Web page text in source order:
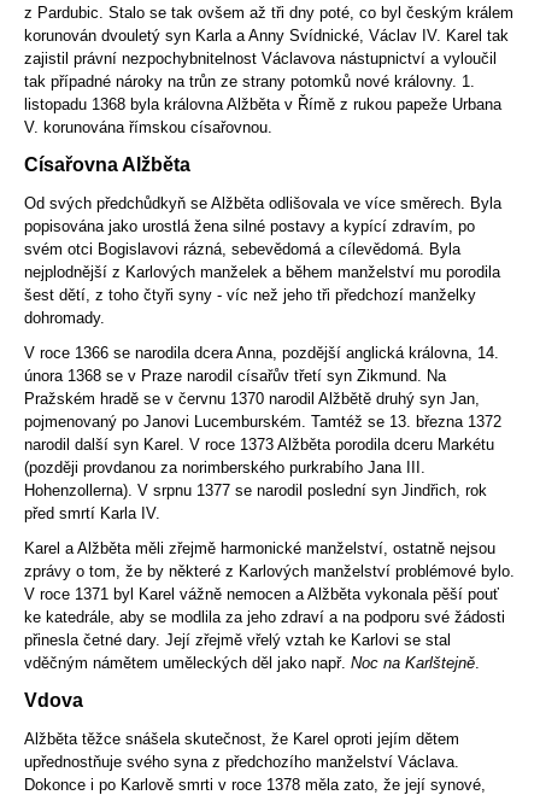
z Pardubic. Stalo se tak ovšem až tři dny poté, co byl českým králem
korunován dvouletý syn Karla a Anny Svídnické, Václav IV. Karel tak
zajistil právní nezpochybnitelnost Václavova nástupnictví a vyloučil
tak případné nároky na trůn ze strany potomků nové královny. 1.
listopadu 1368 byla královna Alžběta v Římě z rukou papeže Urbana
V. korunována římskou císařovnou.
Císařovna Alžběta
Od svých předchůdkyň se Alžběta odlišovala ve více směrech. Byla
popisována jako urostlá žena silné postavy a kypící zdravím, po
svém otci Bogislavovi rázná, sebevědomá a cílevědomá. Byla
nejplodnější z Karlových manželek a během manželství mu porodila
šest dětí, z toho čtyři syny - víc než jeho tři předchozí manželky
dohromady.
V roce 1366 se narodila dcera Anna, pozdější anglická královna, 14.
února 1368 se v Praze narodil císařův třetí syn Zikmund. Na
Pražském hradě se v červnu 1370 narodil Alžbětě druhý syn Jan,
pojmenovaný po Janovi Lucemburském. Tamtéž se 13. března 1372
narodil další syn Karel. V roce 1373 Alžběta porodila dceru Markétu
(později provdanou za norimberského purkrabího Jana III.
Hohenzollerna). V srpnu 1377 se narodil poslední syn Jindřich, rok
před smrtí Karla IV.
Karel a Alžběta měli zřejmě harmonické manželství, ostatně nejsou
zprávy o tom, že by některé z Karlových manželství problémové bylo.
V roce 1371 byl Karel vážně nemocen a Alžběta vykonala pěší pouť
ke katedrále, aby se modlila za jeho zdraví a na podporu své žádosti
přinesla četné dary. Její zřejmě vřelý vztah ke Karlovi se stal
vděčným námětem uměleckých děl jako např. Noc na Karlštejně.
Vdova
Alžběta těžce snášela skutečnost, že Karel oproti jejím dětem
upřednostňuje svého syna z předchozího manželství Václava.
Dokonce i po Karlově smrti v roce 1378 měla zato, že její synové,